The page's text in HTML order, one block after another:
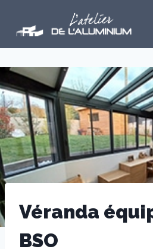
contenu
Véranda
BSO